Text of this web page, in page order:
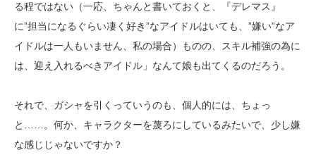
る程ではない（一応、ちゃんと書いておくと、『デレマス』
に”担当になるぐらい凄く好き”なアイドルはいても、”嫌い”なア
イドルは一人もいません、私の場合）ものの、スキル補強の為に
は、迎え入れるべきアイドル」なんて娘も出てくるのだろう。
それで、ガシャを引くっていうのも、個人的には、ちょっ
と……。何か、キャラクターを蔑ろにしているみたいで、少し嫌
な感じじゃないですか？